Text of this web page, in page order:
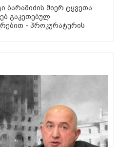
ბარამიძის მიერ ტყვეთა
გაკეთებულ
- პროკურატურის